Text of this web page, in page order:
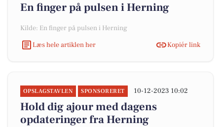
En finger på pulsen i Herning
Kilde: En finger på pulsen i Herning
Læs hele artiklen her
Kopiér link
OPSLAGSTAVLEN SPONSORERET 10-12-2023 10:02
Hold dig ajour med dagens
opdateringer fra Herning